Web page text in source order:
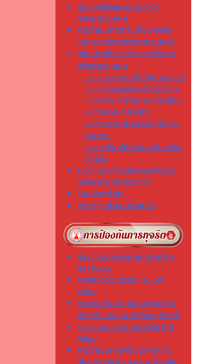
นโยบายหรือแผนการบริหาร
ทรัพยากรบุคคล
การดำเนินการตามนโยบายหรือ
แผนการบริหารทรัพยากรบุคคล
หลักเกณฑ์การบริหารและพัฒนา
ทรัพยากรบุคคล
- การสรรหาและคัดเลือกบุคลากร
- การบรรจุและแต่งตั้งบุคลากร
- การย้าย การโอน และการเลื่อน
- การพัฒนาบุคลากร
- การประเมินผลการปฏิบัติงาน
บุคลากร
- การให้คุณให้โทษและสร้างขวัญ
กำลังใจ
รายงานผลการบริหารและพัฒนา
ทรัพยากรบุคคลประจำปี
แผนอัตรากำลัง
มาตรฐานกำหนดตำแหน่ง
ประกาศเจตนารมณ์นโยบาย No
Gift Policy
การสร้างวัฒนธรรม No Gift
Policy
การประเมินความเสี่ยงการทุจริต
ประจำปีและประพฤติมิชอบประจำปี
รายงานผลตามนโยบาย No Gift
Policy
การดำเนินการเพื่อจัดการความ
เสี่ยงการทุจริตและประพฤติมิชอบ